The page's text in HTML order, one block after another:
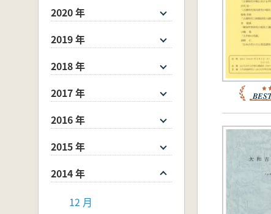
2020 年
2019 年
2018 年
2017 年
2016 年
2015 年
2014 年
12 月